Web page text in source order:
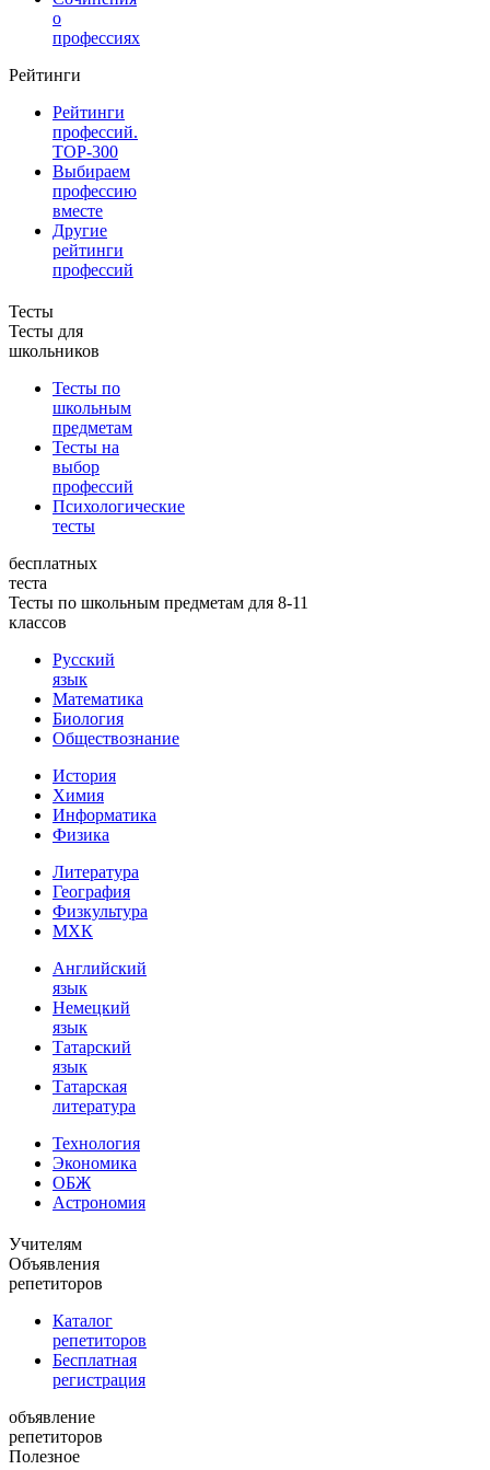
о
профессиях
Рейтинги
Рейтинги
профессий.
TOP-300
Выбираем
профессию
вместе
Другие
рейтинги
профессий
Тесты
Тесты для
школьников
Тесты по
школьным
предметам
Тесты на
выбор
профессий
Психологические
тесты
бесплатных
теста
Тесты по школьным предметам для 8-11
классов
Русский
язык
Математика
Биология
Обществознание
История
Химия
Информатика
Физика
Литература
География
Физкультура
МХК
Английский
язык
Немецкий
язык
Татарский
язык
Татарская
литература
Технология
Экономика
ОБЖ
Астрономия
Учителям
Объявления
репетиторов
Каталог
репетиторов
Бесплатная
регистрация
объявление
репетиторов
Полезное